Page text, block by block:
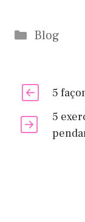
Catégories
Blog
5
5